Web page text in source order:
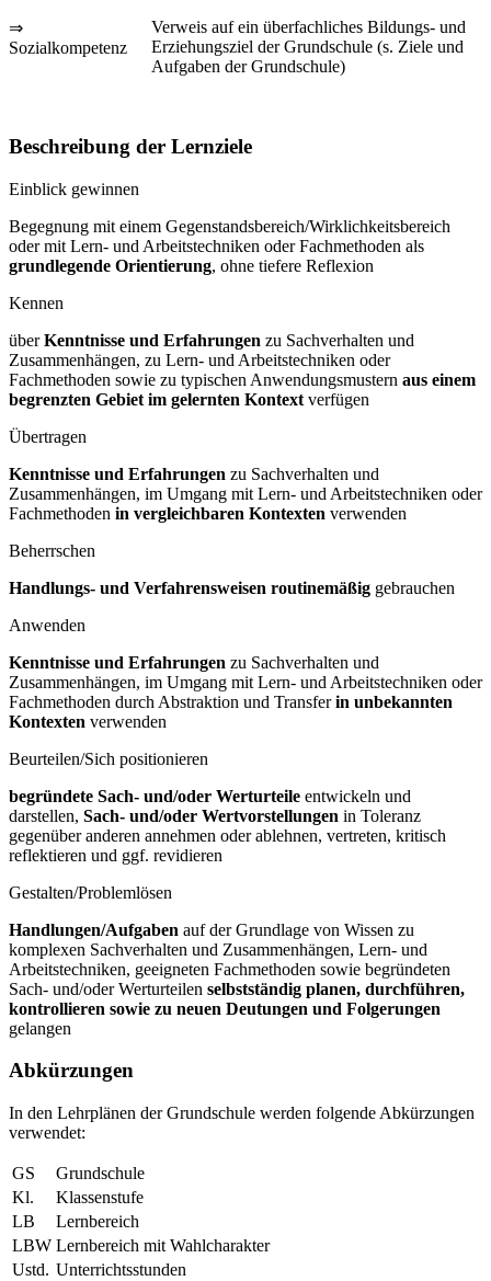
⇒
Sozialkompetenz
Verweis auf ein überfachliches Bildungs- und
Erziehungsziel der Grundschule (s. Ziele und
Aufgaben der Grundschule)
Beschreibung der Lernziele
Einblick gewinnen
Begegnung mit einem Gegenstandsbereich/Wirklichkeitsbereich
oder mit Lern- und Arbeitstechniken oder Fachmethoden als
grundlegende Orientierung, ohne tiefere Reflexion
Kennen
überKenntnisse und Erfahrungen zu Sachverhalten und
Zusammenhängen, zu Lern- und Arbeitstechniken oder
Fachmethoden sowie zu typischen Anwendungsmustern aus einem
begrenzten Gebiet im gelernten Kontext verfügen
Übertragen
Kenntnisse und Erfahrungen zu Sachverhalten und
Zusammenhängen, im Umgang mit Lern- und Arbeitstechniken oder
Fachmethoden in vergleichbaren Kontexten verwenden
Beherrschen
Handlungs- und Verfahrensweisen routinemäßig gebrauchen
Anwenden
Kenntnisse und Erfahrungen zu Sachverhalten und
Zusammenhängen, im Umgang mit Lern- und Arbeitstechniken oder
Fachmethoden durch Abstraktion und Transferin unbekannten
Kontexten verwenden
Beurteilen/Sich positionieren
begründete Sach- und/oder Werturteile entwickeln und
darstellen, Sach- und/oder Wertvorstellungen in Toleranz
gegenüber anderen annehmen oder ablehnen, vertreten, kritisch
reflektieren und ggf. revidieren
Gestalten/Problemlösen
Handlungen/Aufgaben auf der Grundlage von Wissen zu
komplexen Sachverhalten und Zusammenhängen, Lern- und
Arbeitstechniken, geeigneten Fachmethoden sowie begründeten
Sach- und/oder Werturteilen selbstständig planen, durchführen,
kontrollieren sowie zu neuen Deutungen und Folgerungen
gelangen
Abkürzungen
In den Lehrplänen der Grundschule werden folgende Abkürzungen
verwendet:
GS
Grundschule
Kl.
Klassenstufe
LB
Lernbereich
LBW Lernbereich mit Wahlcharakter
Ustd. Unterrichtsstunden